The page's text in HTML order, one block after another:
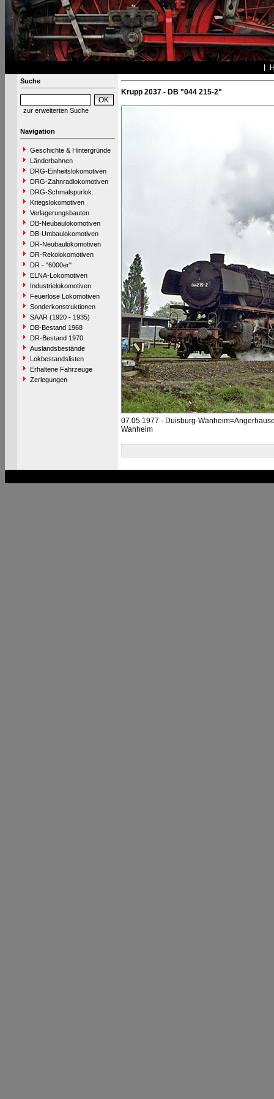
Suche
zur erweiterten Suche
Navigation
Geschichte & Hintergründe
Länderbahnen
DRG-Einheitslokomotiven
DRG-Zahnradlokomotiven
DRG-Schmalspurlok.
Kriegslokomotiven
Verlagerungsbauten
DB-Neubaulokomotiven
DB-Umbaulokomotiven
DR-Neubaulokomotiven
DR-Rekolokomotiven
DR - "6000er"
ELNA-Lokomotiven
Industrielokomotiven
Feuerlose Lokomotiven
Sonderkonstruktionen
SAAR (1920 - 1935)
DB-Bestand 1968
DR-Bestand 1970
Auslandsbestände
Lokbestandslisten
Erhaltene Fahrzeuge
Zerlegungen
Krupp 2037 - DB "044 215-2"
07.05.1977 - Duisburg-
Wanheim